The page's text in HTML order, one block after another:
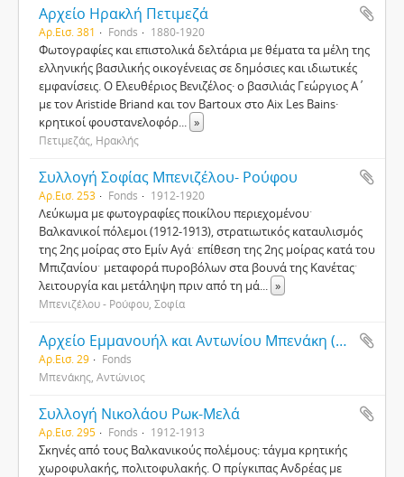
Αρχείο Ηρακλή Πετιμεζά
Αρ.Εισ. 381 Fonds 1880-1920
Φωτογραφίες και επιστολικά δελτάρια με θέματα τα μέλη της
ελληνικής βασιλικής οικογένειας σε δημόσιες και ιδιωτικές
εμφανίσεις. Ο Ελευθέριος Βενιζέλος· ο βασιλιάς Γεώργιος Α΄
με τον Aristide Briand και τον Bartoux στο Aix Les Bains·
κρητικοί φουστανελοφόρ... »
Πετιμεζάς, Ηρακλής
Συλλογή Σοφίας Μπενιζέλου- Ρούφου
Αρ.Εισ. 253 Fonds 1912-1920
Λεύκωμα με φωτογραφίες ποικίλου περιεχομένουˑ
Βαλκανικοί πόλεμοι (1912-1913), στρατιωτικός καταυλισμός
της 2ης μοίρας στο Εμίν Αγάˑ επίθεση της 2ης μοίρας κατά του
Μπιζανίουˑ μεταφορά πυροβόλων στα βουνά της Κανέταςˑ
λειτουργία και μετάληψη πριν από τη μά... »
Μπενιζέλου - Ρούφου, Σοφία
Αρχείο Εμμανουήλ και Αντωνίου Μπενάκη (συμπληρωματική δωρεά)
Αρ.Εισ. 29
Fonds
Μπενάκης, Αντώνιος
Συλλογή Νικολάου Ρωκ-Μελά
Αρ.Εισ. 295 Fonds 1912-1913
Σκηνές από τους Βαλκανικούς πολέμους: τάγμα κρητικής
χωροφυλακής, πολιτοφυλακής. Ο πρίγκιπας Ανδρέας με